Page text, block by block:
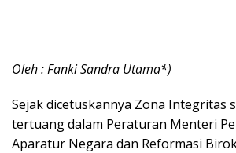
Oleh : Fanki Sandra Utama*)
Sejak dicetuskannya Zona Integritas
tertuang dalam Peraturan Menteri
Aparatur Negara dan Reformasi